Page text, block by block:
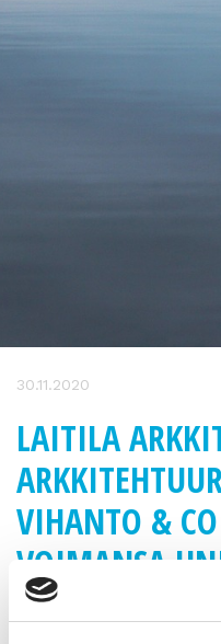
30.11.2020
LAITILA
VIHANTO &
VOIMANSA
TUKEMANA